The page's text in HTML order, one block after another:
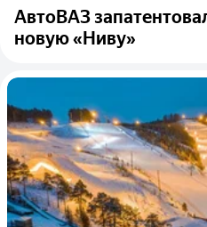
АвтоВАЗ
новую «Ниву»